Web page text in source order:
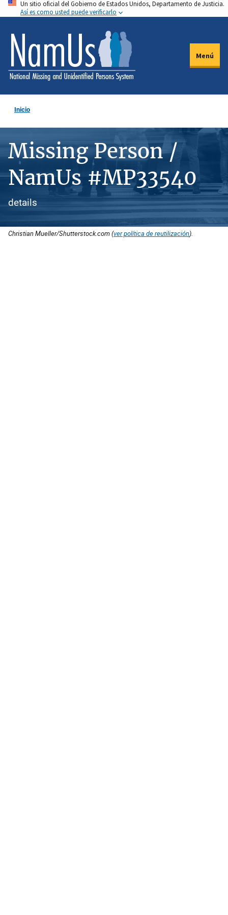
Pasar
al
contenido
principal
Un sitio oficial del Gobierno de Estados Unidos, Departamento de Justicia.
Así es como usted puede verificarlo
Menú
Inicio
Missing Person /
NamUs #MP33540
details
Christian Mueller/Shutterstock.com (ver política de reutilización).